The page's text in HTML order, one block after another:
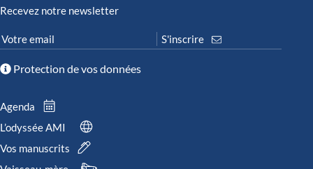
Recevez notre newsletter
Protection de vos données
Agenda
L’odyssée AMI
Vos manuscrits